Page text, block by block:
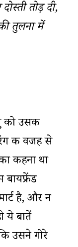
तोड़ दी,
तुलना में
उसकी
की वजह से
कहना था
है, और न
ये बातें
उसने गोरे